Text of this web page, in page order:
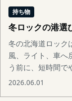
持ち物
冬ロックの港選
冬の北海道ロック
風、ライト、車へ
う前に、短時間で
2026.06.01